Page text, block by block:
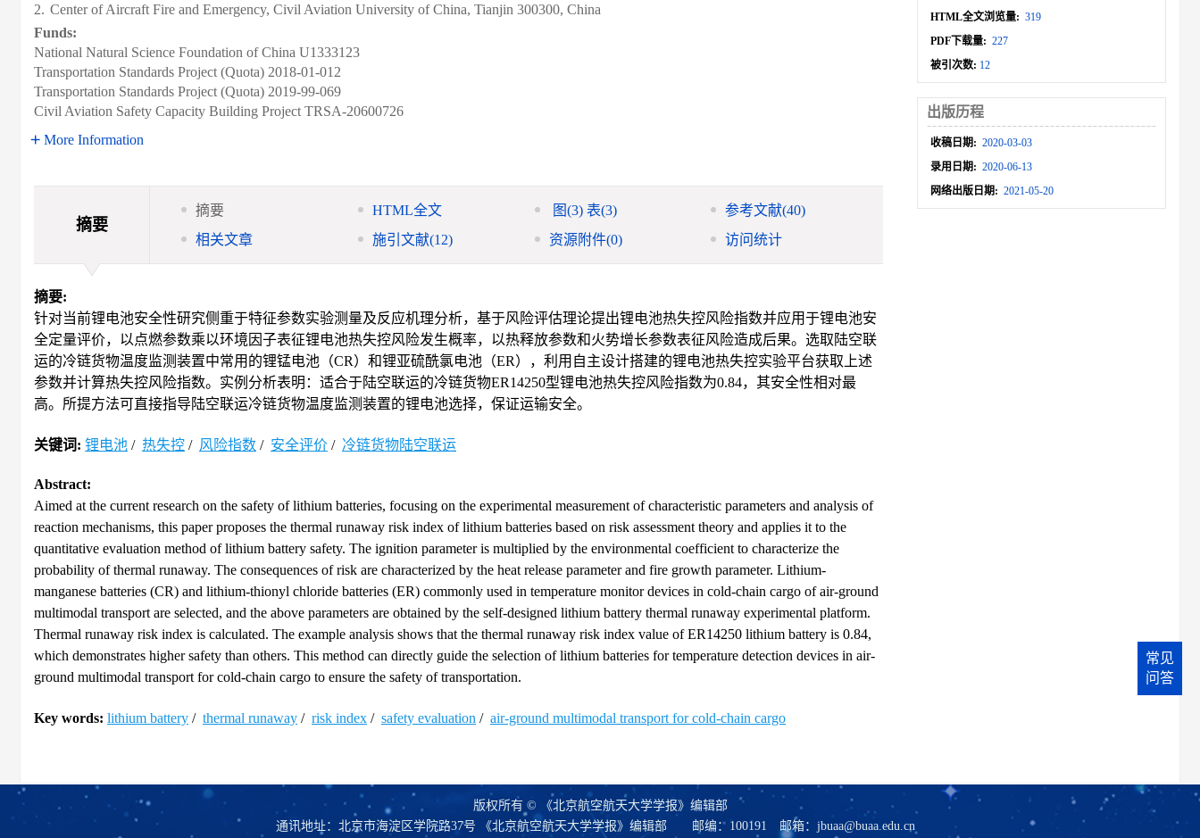
2. Center of Aircraft Fire and Emergency, Civil Aviation University of China, Tianjin 300300, China
Funds:
National Natural Science Foundation of China U1333123
Transportation Standards Project (Quota) 2018-01-012
Transportation Standards Project (Quota) 2019-99-069
Civil Aviation Safety Capacity Building Project TRSA-20600726
More Information
摘要
摘要 HTML全文 图(3)表(3) 参考文献(40)
相关文章
施引文献(12) 资源附件(0) 访问统计
摘要:
针对当前锂电池安全性研究侧重于特征参数实验测量及反应机理分析，基于风险评估理论提出锂电池热失控风险指数并应用于锂电池安
全定量评价，以点燃参数乘以环境因子表征锂电池热失控风险发生概率，以热释放参数和火势增长参数表征风险造成后果。选取陆空联
运的冷链货物温度监测装置中常用的锂锰电池（CR）和锂亚硫酰氯电池（ER），利用自主设计搭建的锂电池热失控实验平台获取上述
参数并计算热失控风险指数。实例分析表明：适合于陆空联运的冷链货物ER14250型锂电池热失控风险指数为0.84，其安全性相对最
高。所提方法可直接指导陆空联运冷链货物温度监测装置的锂电池选择，保证运输安全。
关键词: 锂电池 / 热失控 / 风险指数 / 安全评价 / 冷链货物陆空联运
Abstract:
Aimed at the current research on the safety of lithium batteries, focusing on the experimental measurement of characteristic parameters and analysis of
reaction mechanisms, this paper proposes the thermal runaway risk index of lithium batteries based on risk assessment theory and applies it to the
quantitative evaluation method of lithium battery safety. The ignition parameter is multiplied by the environmental coefficient to characterize the
probability of thermal runaway. The consequences of risk are characterized by the heat release parameter and fire growth parameter. Lithium-
manganese batteries (CR) and lithium-thionyl chloride batteries (ER) commonly used in temperature monitor devices in cold-chain cargo of air-ground
multimodal transport are selected, and the above parameters are obtained by the self-designed lithium battery thermal runaway experimental platform.
Thermal runaway risk index is calculated. The example analysis shows that the thermal runaway risk index value of ER14250 lithium battery is 0.84,
which demonstrates higher safety than others. This method can directly guide the selection of lithium batteries for temperature detection devices in air-
ground multimodal transport for cold-chain cargo to ensure the safety of transportation.
Key words: lithium battery / thermal runaway / risk index / safety evaluation / air-ground multimodal transport for cold-chain cargo
HTML全文浏览量: 319
PDF下载量: 227
被引次数: 12
出版历程
收稿日期: 2020-03-03
录用日期: 2020-06-13
网络出版日期: 2021-05-20
常见
问答
版权所有 © 《北京航空航天大学学报》编辑部
通讯地址：北京市海淀区学院路37号 《北京航空航天大学学报》编辑部
邮编：100191 邮箱： jbuaa@buaa.edu.cn